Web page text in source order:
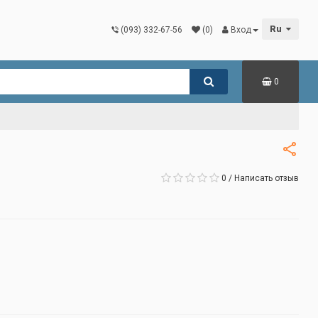
(093) 332-67-56 (0) Вход Ru
0
0 / Написать отзыв